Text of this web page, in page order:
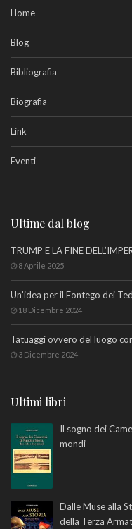
Home
Blog
Bibliografia
Biografia
Link
Eventi
Ultime dal blog
TRUMP E LA FINE
8 Aprile 2025
Un’idea per il Fontego dei
18 Dicembre 2024
Tatuaggi ovvero del luogo
3 Dicembre 2024
Ultimi libri
Il sogno dei
mondi
Dalle Muse alla
della Terza